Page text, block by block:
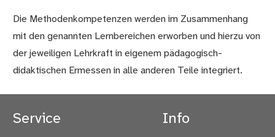
Die Methodenkompetenzen werden im Zusammenhang
mit den genannten Lernbereichen erworben und hierzu von
der jeweiligen Lehrkraft in eigenem pädagogisch-
didaktischen Ermessen in alle anderen Teile integriert.
Service Info